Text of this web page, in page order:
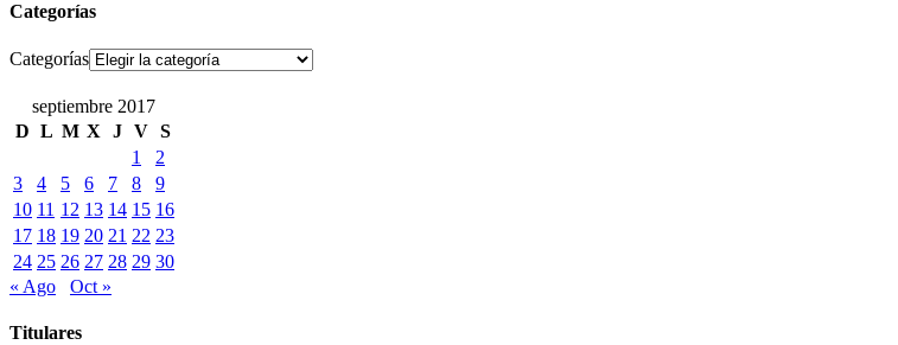
Categorías
Categorías
septiembre 2017
D L M X J V S
1
2
3
4 5 6 7 8
9
10 11 12 13 14 15 16
17 18 19 20 21 22 23
24 25 26 27 28 29 30
« Ago
Oct »
Titulares